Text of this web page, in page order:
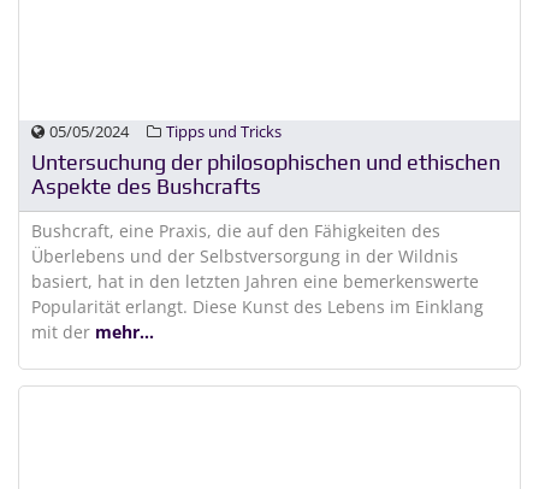
05/05/2024 Tipps und Tricks
Untersuchung der philosophischen und ethischen
Aspekte des Bushcrafts
Bushcraft, eine Praxis, die auf den Fähigkeiten des
Überlebens und der Selbstversorgung in der Wildnis
basiert, hat in den letzten Jahren eine bemerkenswerte
Popularität erlangt. Diese Kunst des Lebens im Einklang
mit der mehr...